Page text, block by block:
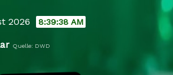
2026 8:39:39 AM
Quelle: DWD